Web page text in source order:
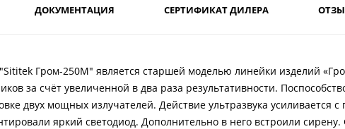
ДОКУМЕНТАЦИЯ СЕРТИФИКАТ ДИЛЕРА
"Sititek Гром-250М" является старшей моделью линейки изделий
за счёт увеличенной в два раза результативности.
двух мощных излучателей. Действие ультразвука усиливается
яркий светодиод. Дополнительно в него встроили